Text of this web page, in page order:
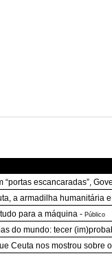
“portas escancaradas”,
a armadilha humanitária
para a máquina - Público
do mundo: tecer
Ceuta nos mostrou sobre